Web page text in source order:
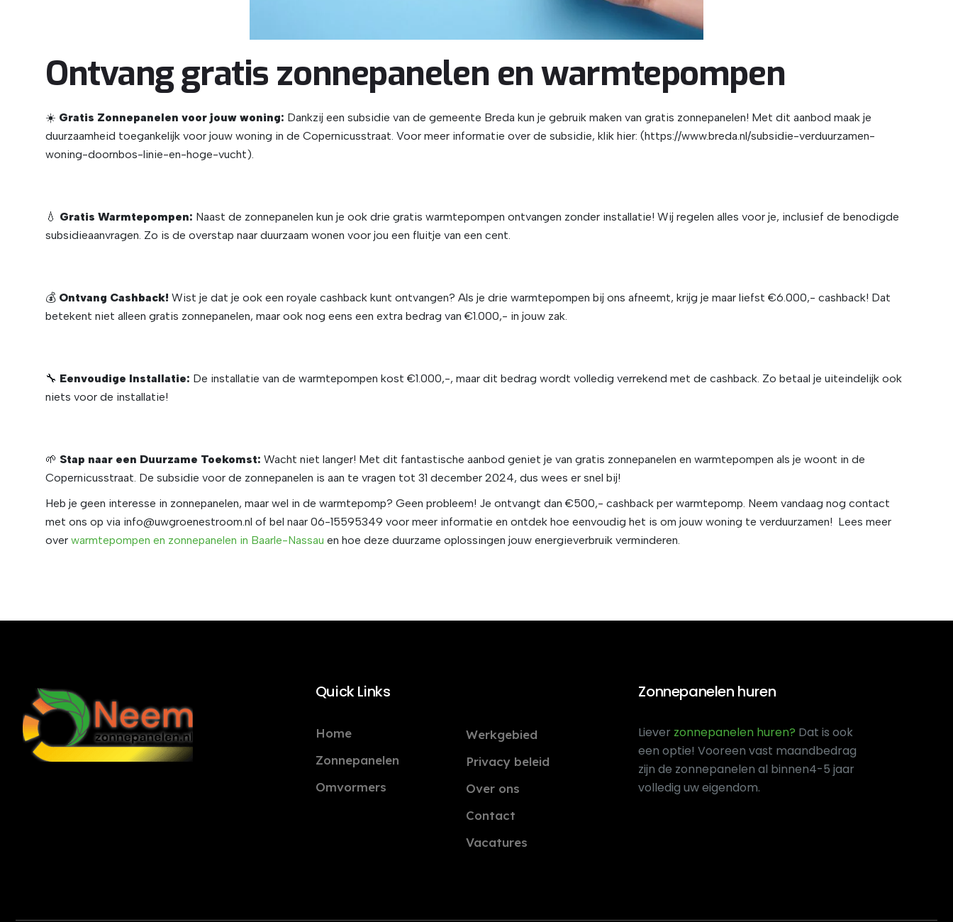
Ontvang gratis zonnepanelen en warmtepompen
☀️ Gratis Zonnepanelen voor jouw woning: Dankzij een subsidie van de gemeente Breda kun je gebruik maken van gratis zonnepanelen! Met dit aanbod maak je
duurzaamheid toegankelijk voor jouw woning in de Copernicusstraat. Voor meer informatie over de subsidie, klik hier: (https://www.breda.nl/subsidie-verduurzamen-
woning-doornbos-linie-en-hoge-vucht).
💧 Gratis Warmtepompen: Naast de zonnepanelen kun je ook drie gratis warmtepompen ontvangen zonder installatie! Wij regelen alles voor je, inclusief de benodigde
subsidieaanvragen. Zo is de overstap naar duurzaam wonen voor jou een fluitje van een cent.
💰 Ontvang Cashback! Wist je dat je ook een royale cashback kunt ontvangen? Als je drie warmtepompen bij ons afneemt, krijg je maar liefst €6.000,- cashback! Dat
betekent niet alleen gratis zonnepanelen, maar ook nog eens een extra bedrag van €1.000,- in jouw zak.
🔧 Eenvoudige Installatie: De installatie van de warmtepompen kost €1.000,-, maar dit bedrag wordt volledig verrekend met de cashback. Zo betaal je uiteindelijk ook
niets voor de installatie!
🌱 Stap naar een Duurzame Toekomst: Wacht niet langer! Met dit fantastische aanbod geniet je van gratis zonnepanelen en warmtepompen als je woont in de
Copernicusstraat. De subsidie voor de zonnepanelen is aan te vragen tot 31 december 2024, dus wees er snel bij!
Heb je geen interesse in zonnepanelen, maar wel in de warmtepomp? Geen probleem! Je ontvangt dan €500,- cashback per warmtepomp. Neem vandaag nog contact
met ons op via info@uwgroenestroom.nl of bel naar 06-15595349 voor meer informatie en ontdek hoe eenvoudig het is om jouw woning te verduurzamen! Lees meer
over warmtepompen en zonnepanelen in Baarle-Nassau en hoe deze duurzame oplossingen jouw energieverbruik verminderen.
Quick Links
Home
Zonnepanelen
Omvormers
Werkgebied
Privacy beleid
Over ons
Contact
Vacatures
Zonnepanelen huren
Liever zonnepanelen huren? Dat is ook
een optie! Vooreen vast maandbedrag
zijn de zonnepanelen al binnen4-5 jaar
volledig uw eigendom.